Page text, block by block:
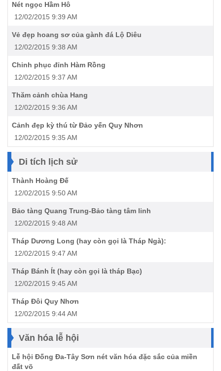
Nét ngọc Hầm Hô
12/02/2015 9:39 AM
Vẻ đẹp hoang sơ của gành đá Lộ Diêu
12/02/2015 9:38 AM
Chinh phục đỉnh Hàm Rồng
12/02/2015 9:37 AM
Thăm cảnh chùa Hang
12/02/2015 9:36 AM
Cảnh đẹp kỳ thú từ Đảo yến Quy Nhơn
12/02/2015 9:35 AM
Di tích lịch sử
Thành Hoàng Đế
12/02/2015 9:50 AM
Bảo tàng Quang Trung-Bảo tàng tâm linh
12/02/2015 9:48 AM
Tháp Dương Long (hay còn gọi là Tháp Ngà):
12/02/2015 9:47 AM
Tháp Bánh Ít (hay còn gọi là tháp Bạc)
12/02/2015 9:45 AM
Tháp Đôi Quy Nhơn
12/02/2015 9:44 AM
Văn hóa lễ hội
Lễ hội Đống Đa-Tây Sơn nét văn hóa đặc sắc của miền
đất võ